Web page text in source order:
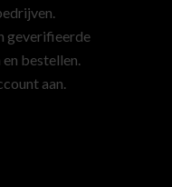
geverifieerde
bestellen.
aan.